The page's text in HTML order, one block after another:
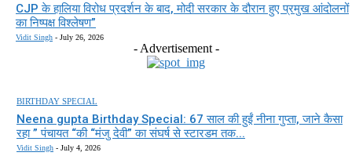
CJP के हालिया विरोध प्रदर्शन के बाद, मोदी सरकार के दौरान हुए प्रमुख आंदोलनों
का निष्पक्ष विश्लेषण”
Vidit Singh - July 26, 2026
- Advertisement -
BIRTHDAY SPECIAL
Neena gupta Birthday Special: 67 साल की हुईं नीना गुप्ता, जाने कैसा
रहा ” पंचायत “की “मंजु देवी” का संघर्ष से स्टारडम तक...
Vidit Singh - July 4, 2026